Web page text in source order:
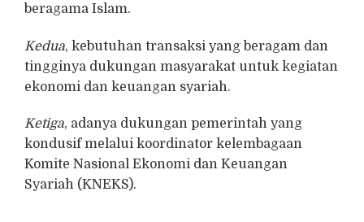
beragama Islam.
Kedua, kebutuhan transaksi yang beragam dan
tingginya dukungan masyarakat untuk kegiatan
ekonomi dan keuangan syariah.
Ketiga, adanya dukungan pemerintah yang
kondusif melalui koordinator kelembagaan
Komite Nasional Ekonomi dan Keuangan
Syariah (KNEKS).